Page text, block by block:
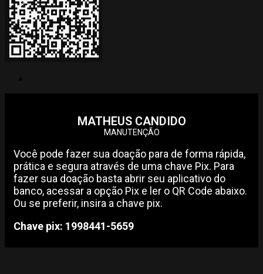
MATHEUS CANDIDO
MANUTENÇÃO
Você pode fazer sua doação para de forma rápida,
prática e segura através de uma chave Pix. Para
fazer sua doação basta abrir seu aplicativo do
banco, acessar a opção Pix e ler o QR Code abaixo.
Ou se preferir, insira a chave pix.
Chave pix: 1998441-5659